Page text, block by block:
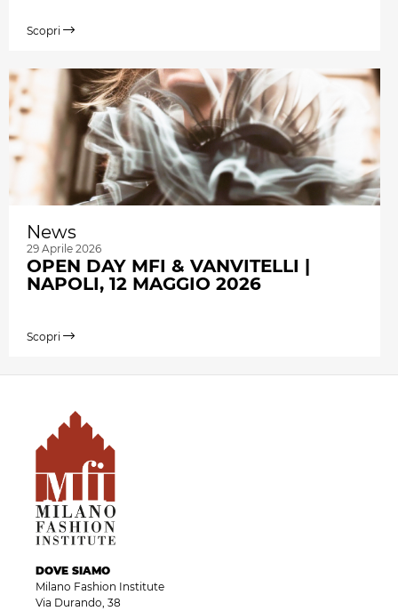
Scopri
News
29 Aprile 2026
OPEN DAY MFI & VANVITELLI |
NAPOLI, 12 MAGGIO 2026
Scopri
DOVE SIAMO
Milano Fashion Institute
Via Durando, 38